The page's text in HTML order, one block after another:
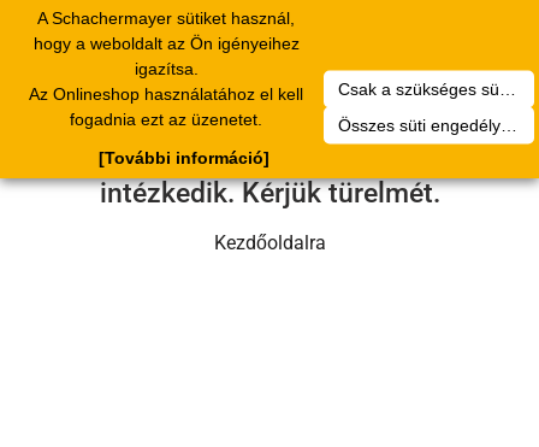
A Schachermayer sütiket használ,
hogy a weboldalt az Ön igényeihez
igazítsa.
Az Onlineshop használatához el kell
fogadnia ezt az üzenetet.
Összes süti engedélyezése
[További információ]
navigation
Sajnos technikai hiba történt.
Szervizcsapatunk hamarosan
intézkedik. Kérjük türelmét.
Kezdőoldalra